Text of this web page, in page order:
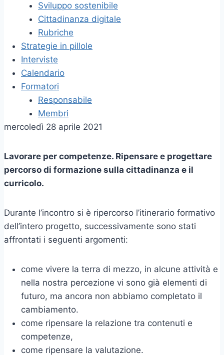
Sviluppo sostenibile
Cittadinanza digitale
Rubriche
Strategie in pillole
Interviste
Calendario
Formatori
Responsabile
Membri
mercoledì 28 aprile 2021
Lavorare per competenze. Ripensare e progettare
percorso di formazione sulla cittadinanza e il
curricolo.
Durante l’incontro si è ripercorso l’itinerario formativo
dell’intero progetto, successivamente sono stati
affrontati i seguenti argomenti:
come vivere la terra di mezzo, in alcune attività e
nella nostra percezione vi sono già elementi di
futuro, ma ancora non abbiamo completato il
cambiamento.
come ripensare la relazione tra contenuti e
competenze,
come ripensare la valutazione.